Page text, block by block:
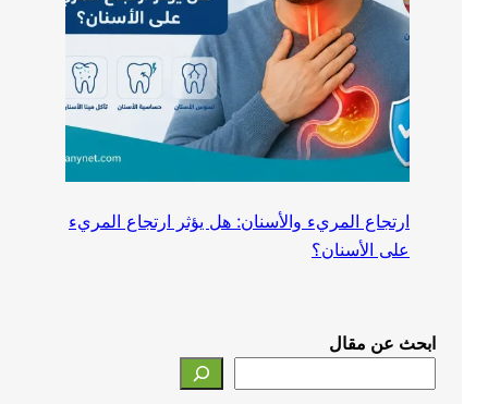
ارتجاع المريء والأسنان: هل يؤثر ارتجاع المريء
على الأسنان؟
ابحث عن مقال